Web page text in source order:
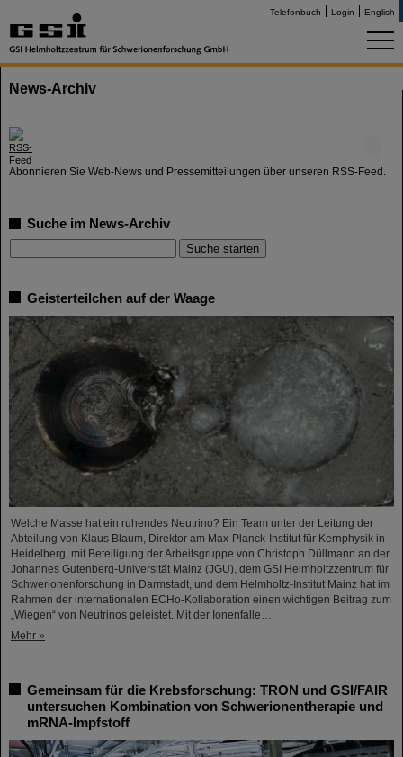
Telefonbuch Login English
News-Archiv
Abonnieren Sie Web-News und Pressemitteilungen über unseren RSS-Feed.
Suche im News-Archiv
Geisterteilchen auf der Waage
Welche Masse hat ein ruhendes Neutrino? Ein Team unter der Leitung der
Abteilung von Klaus Blaum, Direktor am Max-Planck-Institut für Kernphysik in
Heidelberg, mit Beteiligung der Arbeitsgruppe von Christoph Düllmann an der
Johannes Gutenberg-Universität Mainz (JGU), dem GSI Helmholtzzentrum für
Schwerionenforschung in Darmstadt, und dem Helmholtz-Institut Mainz hat im
Rahmen der internationalen ECHo-Kollaboration einen wichtigen Beitrag zum
„Wiegen“ von Neutrinos geleistet. Mit der Ionenfalle…
Mehr »
Gemeinsam für die Krebsforschung: TRON und GSI/FAIR
untersuchen Kombination von Schwerionentherapie und
mRNA-Impfstoff